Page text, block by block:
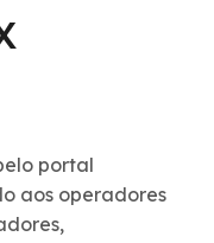
portal
aos operadores